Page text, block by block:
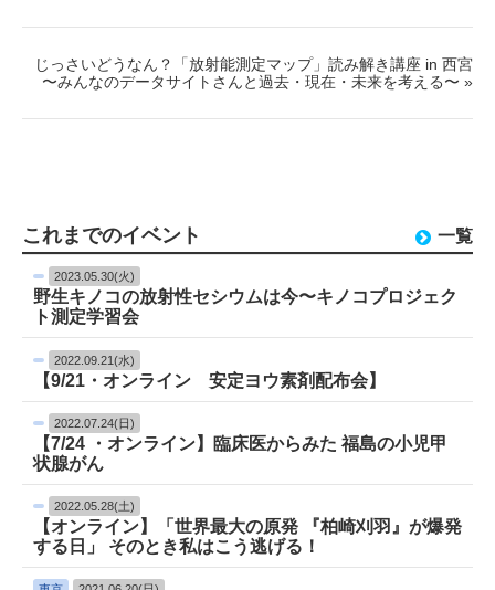
じっさいどうなん？「放射能測定マップ」読み解き講座 in 西宮
〜みんなのデータサイトさんと過去・現在・未来を考える〜 »
これまでのイベント 一覧
2023.05.30(火)
野生キノコの放射性セシウムは今〜キノコプロジェク
ト測定学習会
2022.09.21(水)
【9/21・オンライン 安定ヨウ素剤配布会】
2022.07.24(日)
【7/24 ・オンライン】臨床医からみた 福島の小児甲
状腺がん
2022.05.28(土)
【オンライン】「世界最大の原発 『柏崎刈羽』が爆発
する日」 そのとき私はこう逃げる！